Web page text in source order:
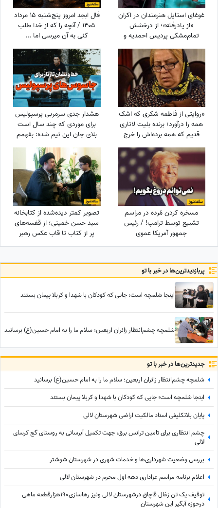
غوغای استایل هنرمندان در اکران
«از یادرفته»؛ از درخشش
تمام‌مشکی پردیس احمدیه و
سینا مهراد و مجید مظفری
فال ابجد امروز پنج‌شنبه 15 مرداد
1405 / آنچه را که از خدا طلب
کنی به آن میرسی اما ...
«روایتی از فاطمه شکری که اشک
همه را درآورد؛ برنده بلیت لاتاری
قدیم که همه برده‌اش را خرج
می‌بیند!»
هشدار جدی سرمربی پرسپولیس
برای موردی که چند سال است
بلای جان این تیم شده: بفهمم
مسخره کردن مُرده در مراسم
تشییع توسط ترامپ! / رئیس
جمهور آمریکا عموی
تصویر کمتر دیده‌شده از کتابخانه
سید حسن خمینی؛ از قفسه‌های
پر از کتاب تا قاب عکس رهبر
پربازدید‌ترین‌ها در خبر با تو
اینجا شلمچه است؛ جایی که کودکان با شهدا و کربلا پیمان بستند
شلمچه چشم‌انتظار زائران اربعین؛ سلام ما را به امام حسین(ع) برسانید
جدید‌ترین‌ها در خبر با تو
شلمچه چشم‌انتظار زائران اربعین؛ سلام ما را به امام حسین(ع) برسانید
اینجا شلمچه است؛ جایی که کودکان با شهدا و کربلا پیمان بستند
پایان بلاتکلیفی اسناد مالکیت اراضی شهرستان لالی
چشم انتظاری برای تامین ترانس برق، جهت تکمیل آبرسانی به روستای گج کرسای
لالی
بررسی وضعیت شهرداری‌ها و خدمات شهری در شهرستان شوشتر
اعلام برنامه مراسم عزاداری دهه اول محرم در شهرستان لالی
توقیف یک تن زغال قاچاق درشهرستان لالی ونیز رهاسازی190هزارقطعه ماهی
درحوزه آبگیر این شهرستان